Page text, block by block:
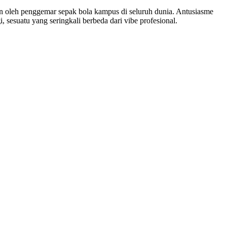
penggemar sepak bola kampus di seluruh dunia. Antusiasme
sesuatu yang seringkali berbeda dari vibe profesional.